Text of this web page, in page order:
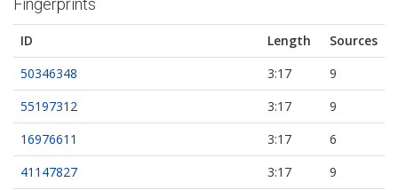
Fingerprints
ID Length
Sources
50346348
3:17
9
55197312
3:17
9
16976611
3:17
6
41147827
3:17
9